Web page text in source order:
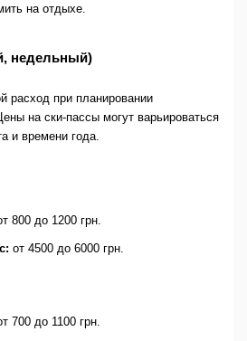
на отдыхе.
недельный)
расход при планировании
на ски-пассы могут варьироваться
и времени года.
800 до 1200 грн.
от 4500 до 6000 грн.
700 до 1100 грн.